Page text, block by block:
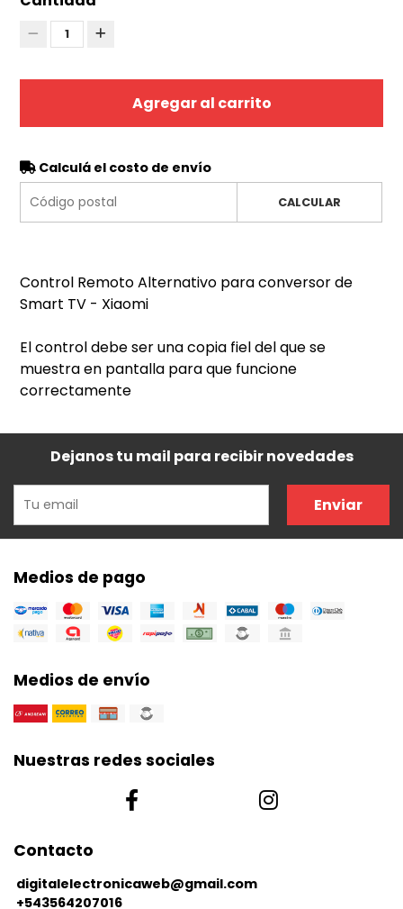
1
Agregar al carrito
Calculá el costo de envío
CALCULAR
Control Remoto Alternativo para conversor de
Smart TV - Xiaomi
El control debe ser una copia fiel del que se
muestra en pantalla para que funcione
correctamente
Dejanos tu mail para recibir novedades
Enviar
Medios de pago
Medios de envío
Nuestras redes sociales
Contacto
digitalelectronicaweb@gmail.com
+543564207016